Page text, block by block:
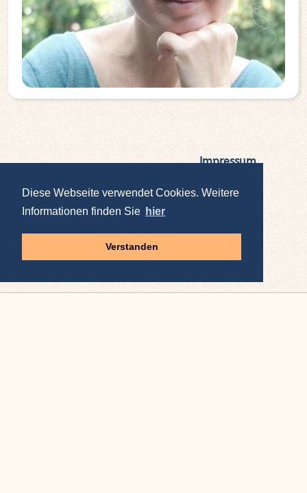
Diese Webseite verwendet Cookies. Weitere
Informationen finden Sie hier
Verstanden
Impressum|